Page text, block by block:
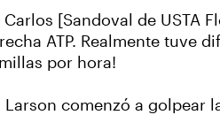
[Sandoval de USTA
ATP. Realmente tuve
por hora!
comenzó a golpear